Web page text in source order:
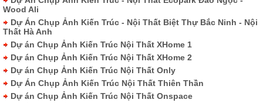
Wood Ali
Dự Án Chụp Ảnh Kiến Trúc - Nội Thất Biệt Thự Bắc Ninh - Nội
Thất Hà Anh
Dự án Chụp Ảnh Kiến Trúc Nội Thất XHome 1
Dự án Chụp Ảnh Kiến Trúc Nội Thất XHome 2
Dự án Chụp Ảnh Kiến Trúc Nội Thất Only
Dự Án Chụp Ảnh Kiến Trúc Nội Thất Thiên Thần
Dự án Chụp Ảnh Kiến Trúc Nội Thất Onspace